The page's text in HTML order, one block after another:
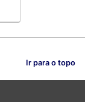
Ir para o topo